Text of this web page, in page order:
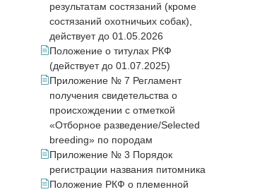
результатам состязаний (кроме
состязаний охотничьих собак),
действует до 01.05.2026
Положение о титулах РКФ
(действует до 01.07.2025)
Приложение № 7 Регламент
получения свидетельства о
происхождении с отметкой
«Отборное разведение/Selected
breeding» по породам
Приложение № 3 Порядок
регистрации названия питомника
Положение РКФ о племенной